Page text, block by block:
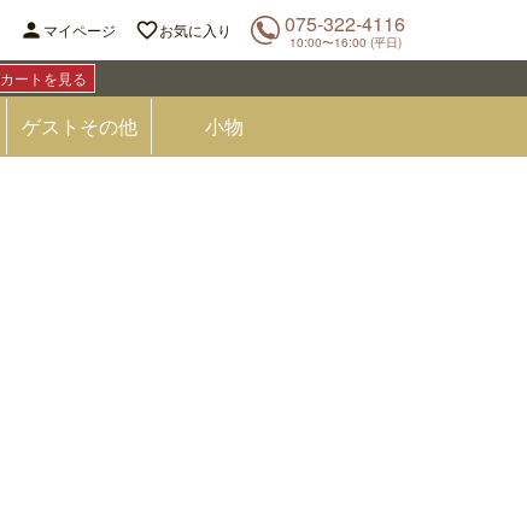
 マイページ お気に入り 075-322-4116
10:00〜16:00 (平日)
カートを見る
ゲストその他 小物